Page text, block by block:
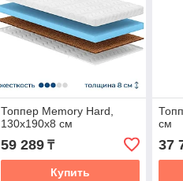
Топпер Memory Hard,
130x190x8 см
59 289₸
Купить
см
37